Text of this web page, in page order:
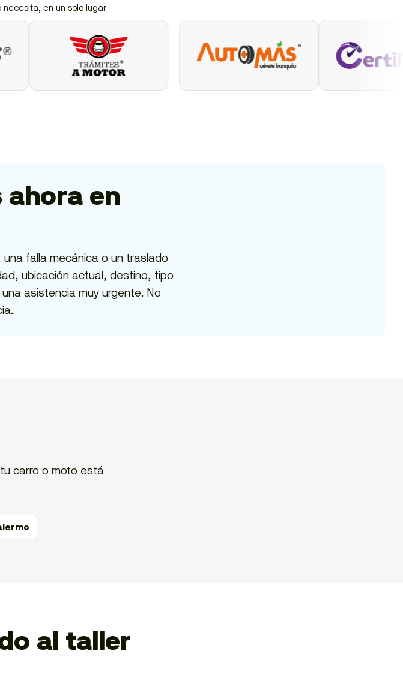
necesita, en un solo lugar
en
falla mecánica o un traslado
ubicación actual, destino, tipo
asistencia muy urgente. No
carro o moto está
al taller